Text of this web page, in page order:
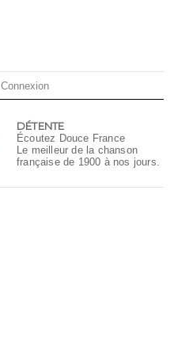
Connexion
DÉTENTE
Écoutez Douce France
Le meilleur de la chanson
française de 1900 à nos jours.